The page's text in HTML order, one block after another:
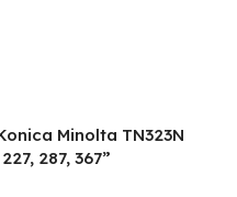
Minolta TN323N
287, 367”